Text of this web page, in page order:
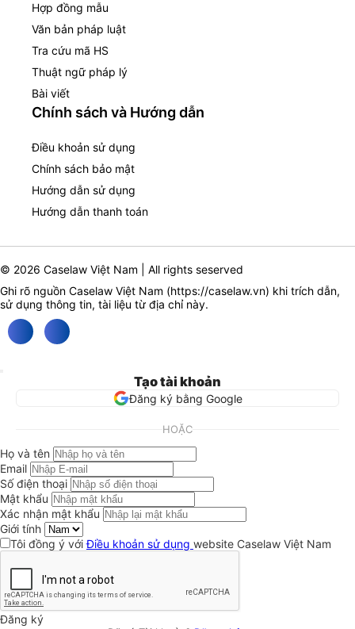
Hợp đồng mẫu
Văn bản pháp luật
Tra cứu mã HS
Thuật ngữ pháp lý
Bài viết
Chính sách và Hướng dẫn
Điều khoản sử dụng
Chính sách bảo mật
Hướng dẫn sử dụng
Hướng dẫn thanh toán
© 2026 Caselaw Việt Nam | All rights seserved
Ghi rõ nguồn Caselaw Việt Nam (https://caselaw.vn) khi trích dẫn,
sử dụng thông tin, tài liệu từ địa chỉ này.
Tạo tài khoản
Đăng ký bằng Google
HOẶC
Họ và tên
Email
Số điện thoại
Mật khẩu
Xác nhận mật khẩu
Giới tính
Tôi đồng ý vớiĐiều khoản sử dụng website Caselaw Việt Nam
Đăng ký